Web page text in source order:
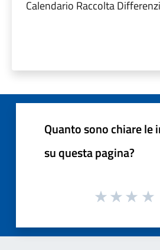
Calendario Raccolta
Quanto sono chiare le
su questa pagina?